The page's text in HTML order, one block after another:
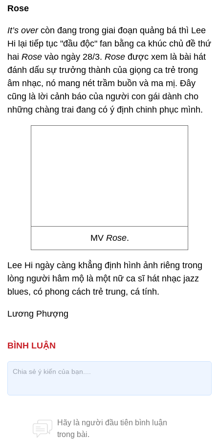
Rose
It’s overcòn đang trong giai đoạn quảng bá thì Lee
Hi lại tiếp tục "đầu độc" fan bằng ca khúc chủ đề thứ
hai Rose vào ngày 28/3. Rose được xem là bài hát
đánh dấu sự trưởng thành của giọng ca trẻ trong
âm nhạc, nó mang nét trầm buồn và ma mị. Đây
cũng là lời cảnh báo của người con gái dành cho
những chàng trai đang có ý định chinh phục mình.
MV Rose.
Lee Hi ngày càng khẳng định hình ảnh riêng trong
lòng người hâm mộ là một nữ ca sĩ hát nhạc jazz
blues, có phong cách trẻ trung, cá tính.
Lương Phượng